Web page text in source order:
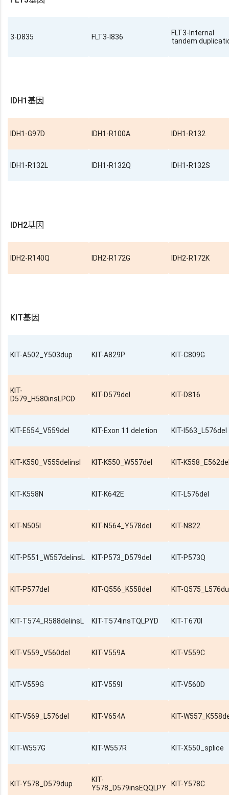
3-D835 FLT3-I836
FLT3-Internal
tandem
IDH1基因
IDH1-G97D IDH1-R100A IDH1-R132
IDH1-R132L IDH1-R132Q IDH1-R132S
IDH2基因
IDH2-R140Q IDH2-R172G IDH2-R172K
KIT基因
KIT-A502_Y503dup KIT-A829P KIT-C809G
KIT-
D579_H580insLPCD
KIT-D579del KIT-D816
KIT-E554_V559del KIT-Exon 11 deletion KIT-I563_L576del
KIT-K550_V555delinsI KIT-K550_W557del KIT-
KIT-K558N KIT-K642E KIT-L576del
KIT-N505I KIT-N564_Y578del KIT-N822
KIT-P551_W557delinsL KIT-P573_D579del KIT-P573Q
KIT-P577del KIT-Q556_K558del KIT-
KIT-T574_R588delinsL KIT-T574insTQLPYD KIT-T670I
KIT-V559_V560del KIT-V559A KIT-V559C
KIT-V559G KIT-V559I KIT-V560D
KIT-V569_L576del KIT-V654A KIT-
KIT-W557G KIT-W557R KIT-X550_splice
KIT-Y578_D579dup
KIT-
Y578_D579insEQQLPY
KIT-Y578C